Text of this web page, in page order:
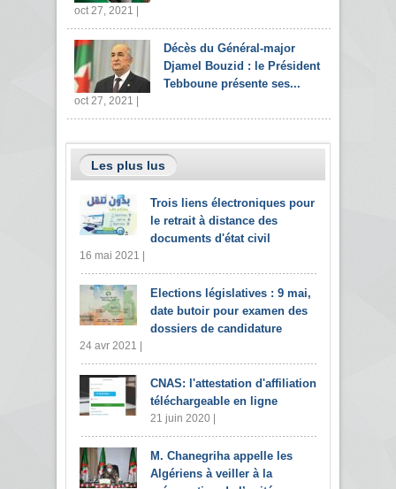
oct 27, 2021 |
Décès du Général-major
Djamel Bouzid : le Président
Tebboune présente ses...
oct 27, 2021 |
Les plus lus
Trois liens électroniques pour
le retrait à distance des
documents d'état civil
16 mai 2021 |
Elections législatives : 9 mai,
date butoir pour examen des
dossiers de candidature
24 avr 2021 |
CNAS: l'attestation d'affiliation
téléchargeable en ligne
21 juin 2020 |
M. Chanegriha appelle les
Algériens à veiller à la